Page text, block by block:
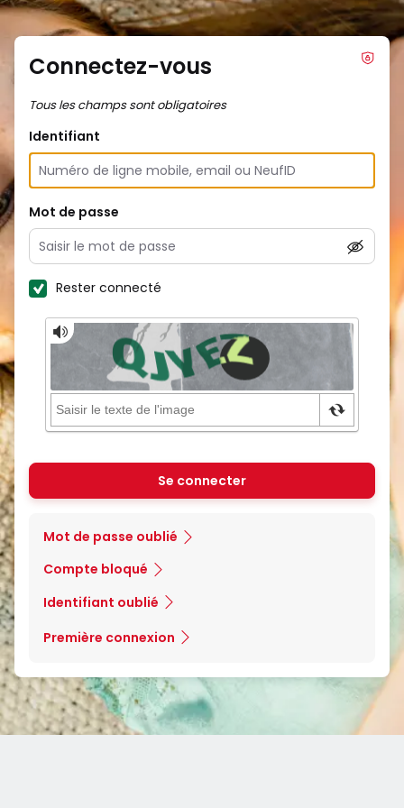
Connectez-vous
Tous les champs sont obligatoires
Identifiant
Mot de passe
Rester connecté
Se connecter
Mot de passe oublié
Compte bloqué
Identifiant oublié
Première connexion